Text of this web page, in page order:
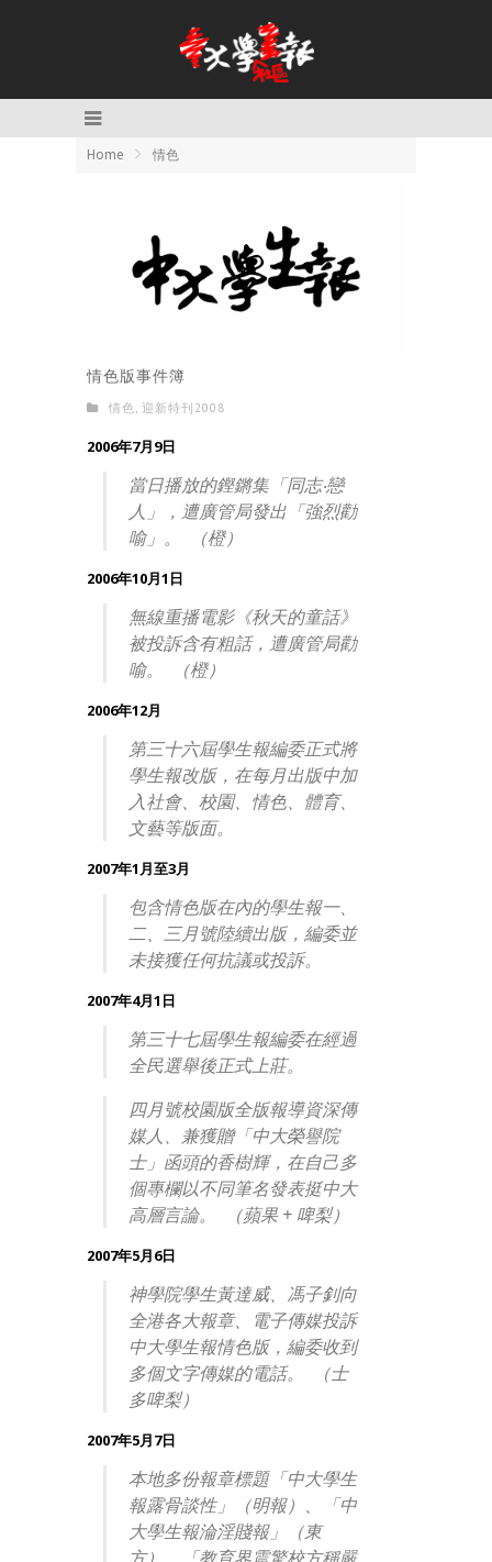
Home 情色
情色版事件簿
情色, 迎新特刊2008
2006年7月9日
當日播放的鏗鏘集「同志‧戀
人」，遭廣管局發出「強烈勸
喻」。 （橙）
2006年10月1日
無線重播電影《秋天的童話》
被投訴含有粗話，遭廣管局勸
喻。 （橙）
2006年12月
第三十六屆學生報編委正式將
學生報改版，在每月出版中加
入社會、校園、情色、體育、
文藝等版面。
2007年1月至3月
包含情色版在內的學生報一、
二、三月號陸續出版，編委並
未接獲任何抗議或投訴。
2007年4月1日
第三十七屆學生報編委在經過
全民選舉後正式上莊。
四月號校園版全版報導資深傳
媒人、兼獲贈「中大榮譽院
士」函頭的香樹輝，在自己多
個專欄以不同筆名發表挺中大
高層言論。 （蘋果 + 啤梨）
2007年5月6日
神學院學生黃達威、馮子釗向
全港各大報章、電子傳媒投訴
中大學生報情色版，編委收到
多個文字傳媒的電話。 （士
多啤梨）
2007年5月7日
本地多份報章標題「中大學生
報露骨談性」（明報）、「中
大學生報淪淫賤報」（東